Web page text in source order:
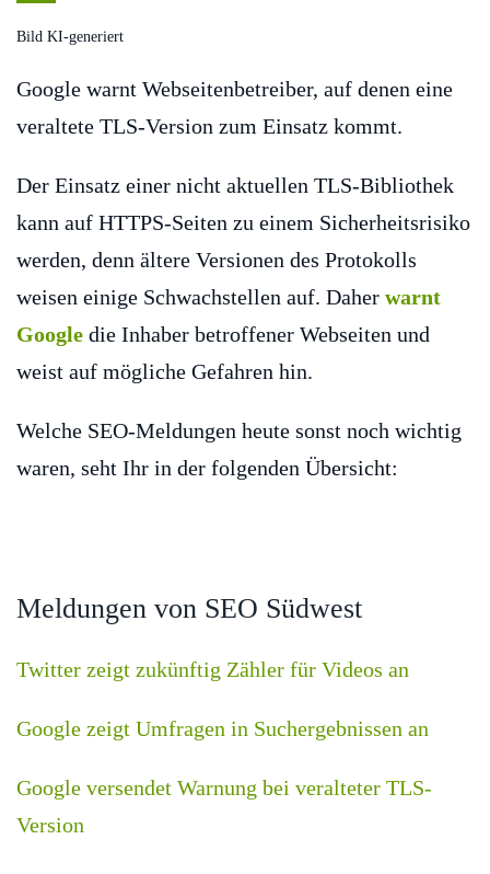
Bild KI-generiert
Google warnt Webseitenbetreiber, auf denen eine
veraltete TLS-Version zum Einsatz kommt.
Der Einsatz einer nicht aktuellen TLS-Bibliothek
kann auf HTTPS-Seiten zu einem Sicherheitsrisiko
werden, denn ältere Versionen des Protokolls
weisen einige Schwachstellen auf. Daher warnt
Google die Inhaber betroffener Webseiten und
weist auf mögliche Gefahren hin.
Welche SEO-Meldungen heute sonst noch wichtig
waren, seht Ihr in der folgenden Übersicht:
Meldungen von SEO Südwest
Twitter zeigt zukünftig Zähler für Videos an
Google zeigt Umfragen in Suchergebnissen an
Google versendet Warnung bei veralteter TLS-
Version